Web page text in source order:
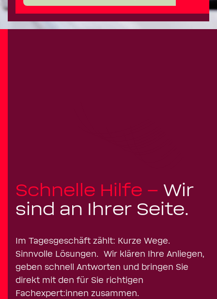
Schnelle Hilfe – Wir
sind an Ihrer Seite.
Im Tagesgeschäft zählt: Kurze Wege.
Sinnvolle Lösungen. Wir klären Ihre Anliegen,
geben schnell Antworten und bringen Sie
direkt mit den für Sie richtigen
Fachexpert:innen zusammen.